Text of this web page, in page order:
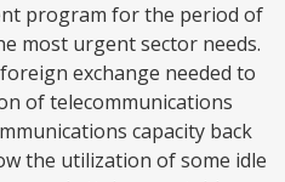
program for the period of
most urgent sector needs.
exchange needed to
of telecommunications
capacity back
the utilization of some idle